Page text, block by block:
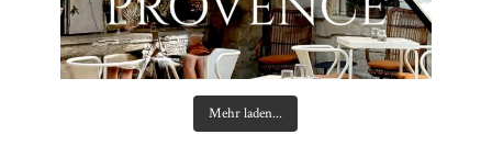
Mehr laden...